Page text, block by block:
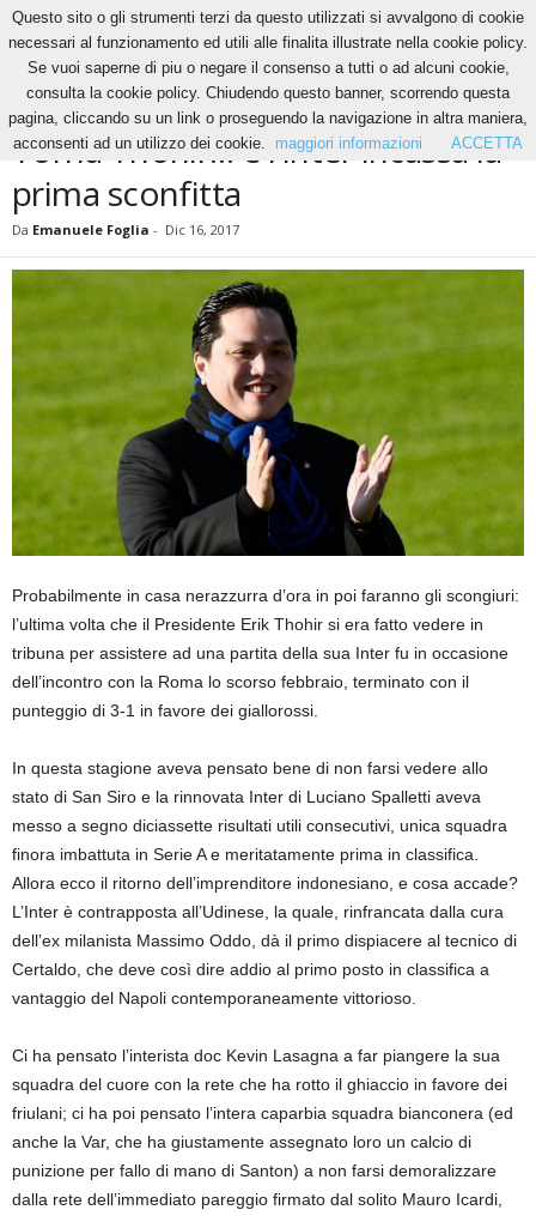
Calcio Torna Thohir… e l’Inter incassa la prima sconfitta
CALCIO
Torna Thohir… e l’Inter incassa la
prima sconfitta
Da Emanuele Foglia - Dic 16, 2017
Probabilmente in casa nerazzurra d’ora in poi faranno gli scongiuri:
l’ultima volta che il Presidente Erik Thohir si era fatto vedere in
tribuna per assistere ad una partita della sua Inter fu in occasione
dell’incontro con la Roma lo scorso febbraio, terminato con il
punteggio di 3-1 in favore dei giallorossi.
In questa stagione aveva pensato bene di non farsi vedere allo
stato di San Siro e la rinnovata Inter di Luciano Spalletti aveva
messo a segno diciassette risultati utili consecutivi, unica squadra
finora imbattuta in Serie A e meritatamente prima in classifica.
Allora ecco il ritorno dell’imprenditore indonesiano, e cosa accade?
L’Inter è contrapposta all’Udinese, la quale, rinfrancata dalla cura
dell’ex milanista Massimo Oddo, dà il primo dispiacere al tecnico di
Certaldo, che deve così dire addio al primo posto in classifica a
vantaggio del Napoli contemporaneamente vittorioso.
Ci ha pensato l’interista doc Kevin Lasagna a far piangere la sua
squadra del cuore con la rete che ha rotto il ghiaccio in favore dei
friulani; ci ha poi pensato l’intera caparbia squadra bianconera (ed
anche la Var, che ha giustamente assegnato loro un calcio di
punizione per fallo di mano di Santon) a non farsi demoralizzare
dalla rete dell’immediato pareggio firmato dal solito Mauro Icardi,
Questo sito o gli strumenti terzi da questo utilizzati si avvalgono di cookie
necessari al funzionamento ed utili alle finalita illustrate nella cookie policy.
Se vuoi saperne di piu o negare il consenso a tutti o ad alcuni cookie,
consulta la cookie policy. Chiudendo questo banner, scorrendo questa
pagina, cliccando su un link o proseguendo la navigazione in altra maniera,
acconsenti ad un utilizzo dei cookie.
maggiori informazioni ACCETTA